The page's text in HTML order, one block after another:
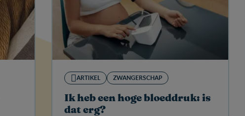
ARTIKEL ZWANGERSCHAP
Ik heb een hoge bloeddruk: is
dat erg?